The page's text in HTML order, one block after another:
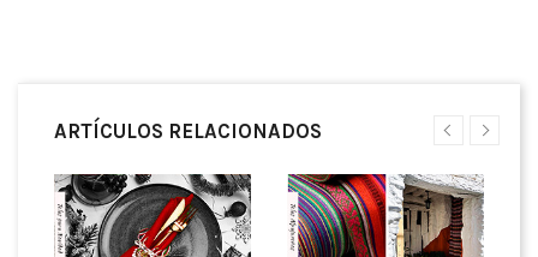
ARTÍCULOS RELACIONADOS